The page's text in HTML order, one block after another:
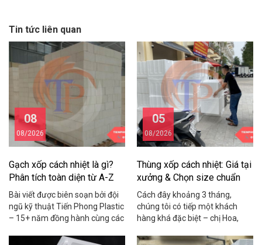
Tin tức liên quan
08
08/2026
Gạch xốp cách nhiệt là gì?
Phân tích toàn diện từ A-Z
Bài viết được biên soạn bởi đội
ngũ kỹ thuật Tiến Phong Plastic
– 15+ năm đồng hành cùng các
trong lĩnh vực vật liệu cách
05
08/2026
Thùng xốp cách nhiệt: Giá tại
xưởng & Chọn size chuẩn
2026
Cách đây khoảng 3 tháng,
chúng tôi có tiếp một khách
hàng khá đặc biệt – chị Hoa,
Cầu Giấy. Chị chia sẻ rằng mỗi